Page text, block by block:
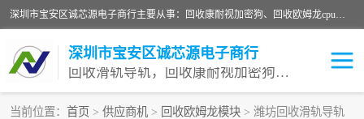
深圳市宝安区诚芯源电子商行主要从事：回收康耐视加密狗、回收欧姆龙cpu、回收欧姆龙模块等 一站式收购,能迅速便捷为客户消化库存、减少仓储、回笼资金，我们交易灵活方便，现金支付，价格优势合理，在业务方面赢得广大客户的一致好评 热情欢迎有库存需要处理的客户 请尽快联系我们
深圳市宝安区诚芯源电子商行
回收滑轨导轨，回收康耐视加密狗，回收欧姆龙PLC
当前位置： 首页 > 供应商机 > 回收欧姆龙模块 > 潍坊回收滑轨导轨